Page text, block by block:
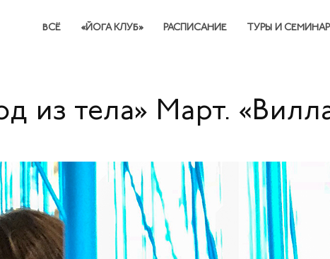
ВСЁ «ЙОГА КЛУБ» РАСПИСАНИЕ ТУРЫ И
из тела» Март.